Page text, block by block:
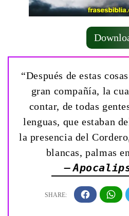
“Después de estas
gran compañía, la
contar, de todas
lenguas, que estaban
la presencia del
blancas, palmas
—